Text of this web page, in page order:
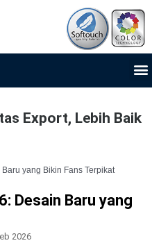
Export, Lebih Baik
yang Bikin Fans Terpikat
Desain Baru yang
2026